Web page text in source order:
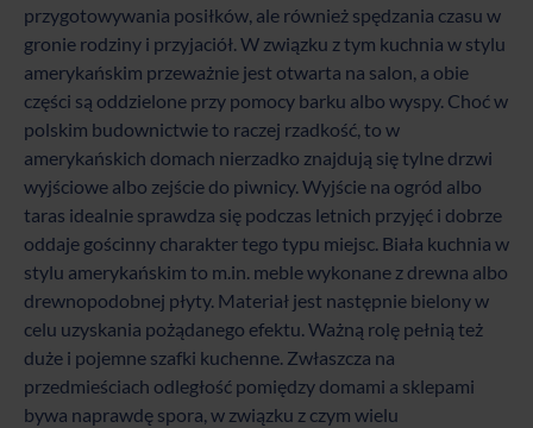
przygotowywania posiłków, ale również spędzania czasu w
gronie rodziny i przyjaciół. W związku z tym kuchnia w stylu
amerykańskim przeważnie jest otwarta na salon, a obie
części są oddzielone przy pomocy barku albo wyspy. Choć w
polskim budownictwie to raczej rzadkość, to w
amerykańskich domach nierzadko znajdują się tylne drzwi
wyjściowe albo zejście do piwnicy. Wyjście na ogród albo
taras idealnie sprawdza się podczas letnich przyjęć i dobrze
oddaje gościnny charakter tego typu miejsc. Biała kuchnia w
stylu amerykańskim to m.in. meble wykonane z drewna albo
drewnopodobnej płyty. Materiał jest następnie bielony w
celu uzyskania pożądanego efektu. Ważną rolę pełnią też
duże i pojemne szafki kuchenne. Zwłaszcza na
przedmieściach odległość pomiędzy domami a sklepami
bywa naprawdę spora, w związku z czym wielu